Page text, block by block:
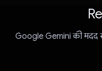
Google Gemini की मदद